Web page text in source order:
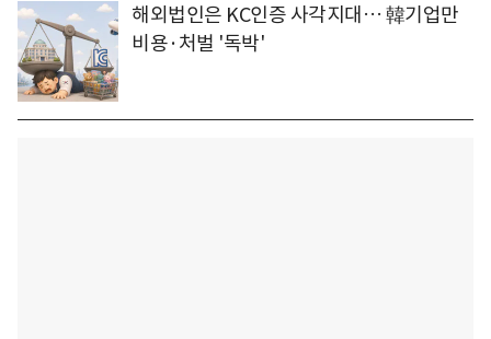
해외법인은 KC인증 사각지대… 韓기업만
비용·처벌 '독박'